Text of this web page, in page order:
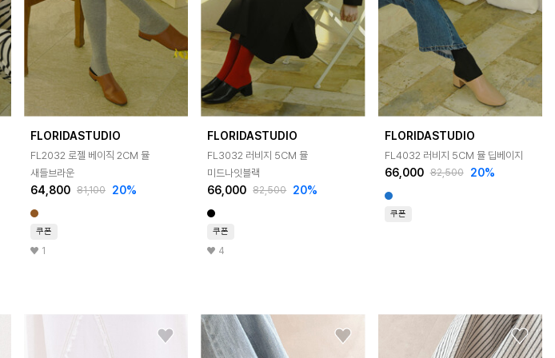
FLORIDASTUDIO
FL2032 로젤 베이직 2CM 뮬
새들브라운
64,800 81,100 20%
쿠폰
1
FLORIDASTUDIO
FL3032 러비지 5CM 뮬
미드나잇블랙
66,000 82,500 20%
쿠폰
4
FLORIDASTUDIO
FL4032 러비지 5CM 뮬 딥베이지
66,000 82,500 20%
쿠폰